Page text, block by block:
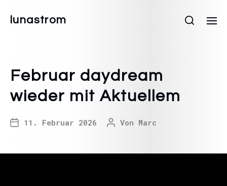
lunastrom
Februar daydream
wieder mit Aktuellem
11. Februar 2026 Von Marc